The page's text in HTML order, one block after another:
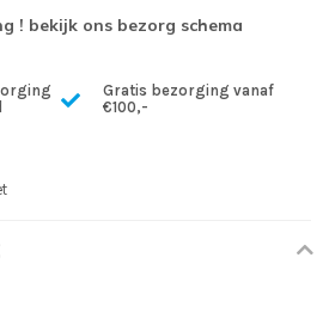
! bekijk ons bezorg schema
Gratis bezorging vanaf
€100,-